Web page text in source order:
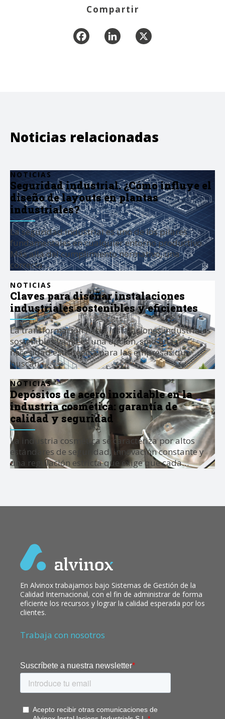
Compartir
FacebookLinkedIn
Noticias relacionadas
NOTICIAS
Seguridad industrial. ¿Cómo influye el
diseño de layouts en plantas
industriales?
La seguridad industrial es uno de los pilares
fundamentales en cualquier entorno productivo.
Más allá del cumplimiento normativo, una
correcta…
NOTICIAS
Claves para diseñar instalaciones
industriales sostenibles y eficientes
La transformación hacia instalaciones industriales
sostenibles ya no es una opción, sino una
necesidad estratégica para las empresas que
buscan…
NOTICIAS
Depósitos de acero inoxidable en la
industria cosmética: garantía de
calidad y seguridad
La industria cosmética se caracteriza por altos
estándares de seguridad, innovación constante y
una regulación estricta que exige que cada…
En Alvinox trabajamos bajo Sistemas de Gestión de la
Calidad Internacional, con el fin de administrar de forma
eficiente los recursos y lograr la calidad esperada por los
clientes.
Trabaja con nosotros